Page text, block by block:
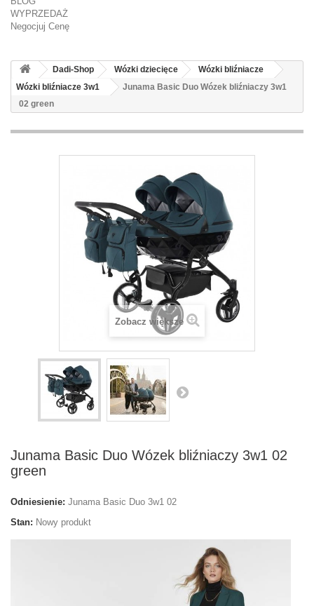
WYPRZEDAŻ
Negocjuj Cenę
Dadi-Shop Wózki dziecięce
Wózki bliźniacze
Wózki bliźniacze 3w1
Junama Basic Duo Wózek bliźniaczy 3w1
02 green
Zobacz większe
Junama Basic Duo Wózek bliźniaczy 3w1 02
green
Odniesienie: Junama Basic Duo 3w1 02
Stan: Nowy produkt